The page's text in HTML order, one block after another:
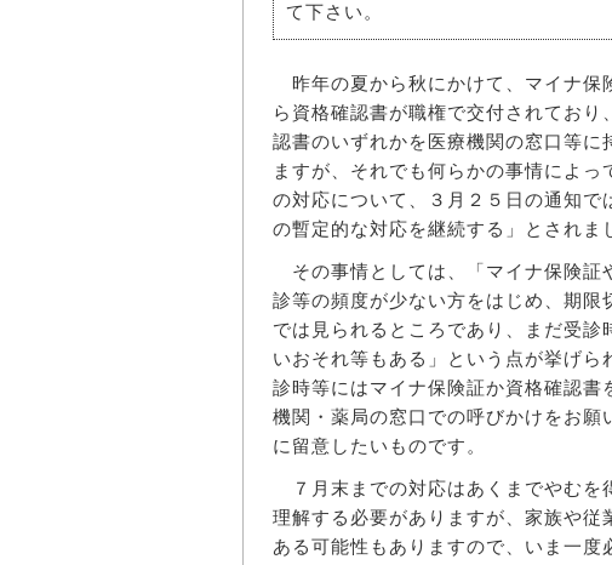
て下さい。
昨年の夏から秋にかけて、マイナ保
ら資格確認書が職権で交付されてお
認書のいずれかを医療機関の窓口等
ますが、それでも何らかの事情によ
の対応について、３月２５日の通知
の暫定的な対応を継続する」とされま
その事情としては、「マイナ保険証
診等の頻度が少ない方をはじめ、期
では見られるところであり、まだ受
いおそれ等もある」という点が挙げ
診時等にはマイナ保険証か資格確認
機関・薬局の窓口での呼びかけをお
に留意したいものです。
７月末までの対応はあくまでやむを
理解する必要がありますが、家族や
ある可能性もありますので、いま一